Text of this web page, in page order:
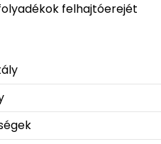
felhajtóerejét